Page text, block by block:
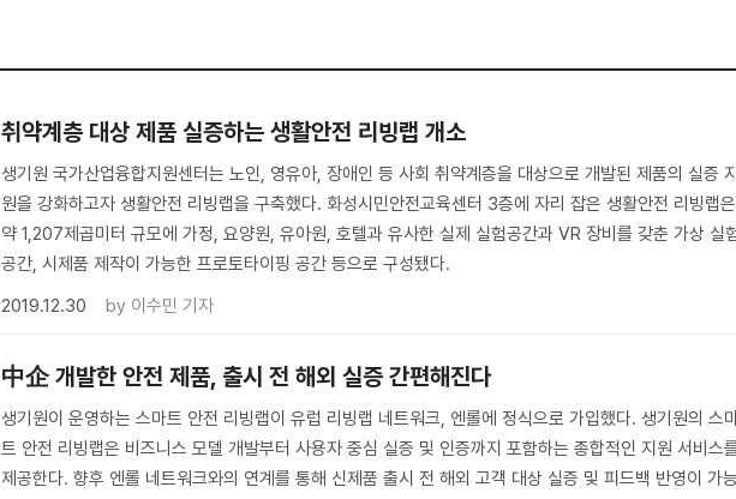
취약계층 대상 제품 실증하는 생활안전 리빙랩 개소
생기원 국가산업융합지원센터는 노인, 영유아, 장애인 등 사회 취약계층을 대상으로 개발된 제품의 실증 지
원을 강화하고자 생활안전 리빙랩을 구축했다. 화성시민안전교육센터 3층에 자리 잡은 생활안전 리빙랩은
약 1,207제곱미터 규모에 가정, 요양원, 유아원, 호텔과 유사한 실제 실험공간과 VR 장비를 갖춘 가상 실
공간, 시제품 제작이 가능한 프로토타이핑 공간 등으로 구성됐다.
2019.12.30
by 이수민 기자
中企 개발한 안전 제품, 출시 전 해외 실증 간편해진다
생기원이 운영하는 스마트 안전 리빙랩이 유럽 리빙랩 네트워크, 엔롤에 정식으로 가입했다. 생기원의 스
트 안전 리빙랩은 비즈니스 모델 개발부터 사용자 중심 실증 및 인증까지 포함하는 종합적인 지원 서비스
제공한다. 향후 엔롤 네트워크와의 연계를 통해 신제품 출시 전 해외 고객 대상 실증 및 피드백 반영이 가능